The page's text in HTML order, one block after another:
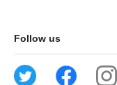
Follow us